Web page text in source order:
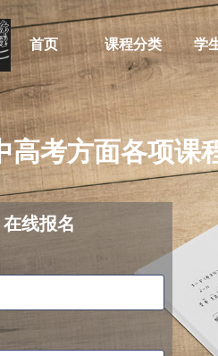
首页 课程分类 学
考方面各项课
在线报名